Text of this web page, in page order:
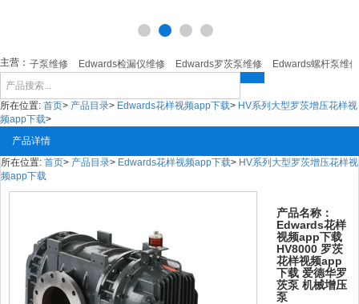
主营：
分子泵维修 Edwards检漏仪维修 Edwards罗茨泵维修 Edwards螺杆泵维修
所在位置: 首页> 产品目录> Edwards花样视频app下载> HV系列大型罗茨增压花样视
频app下载>
产品详情
所在位置: 首页> 产品目录> Edwards花样视频app下载> HV系列大型罗茨增压花样视
频app下载
产品名称：
Edwards花样
视频app下载
HV8000 罗茨
花样视频app
下载 爱德华罗
茨泵 机械增压
泵